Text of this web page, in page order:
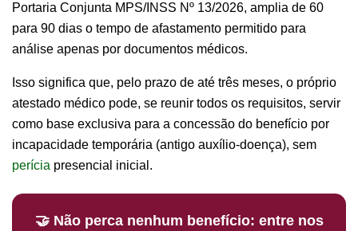
Portaria Conjunta MPS/INSS Nº 13/2026, amplia de 60
para 90 dias o tempo de afastamento permitido para
análise apenas por documentos médicos.
Isso significa que, pelo prazo de até três meses, o próprio
atestado médico pode, se reunir todos os requisitos, servir
como base exclusiva para a concessão do benefício por
incapacidade temporária (antigo auxílio-doença), sem
perícia presencial inicial.
🤝 Não perca nenhum benefício: entre nos